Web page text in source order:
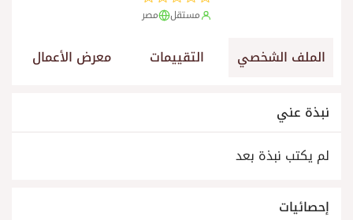
مستقل مصر
الملف الشخصي التقييمات معرض الأعمال
نبذة عني
لم يكتب نبذة بعد
إحصائيات